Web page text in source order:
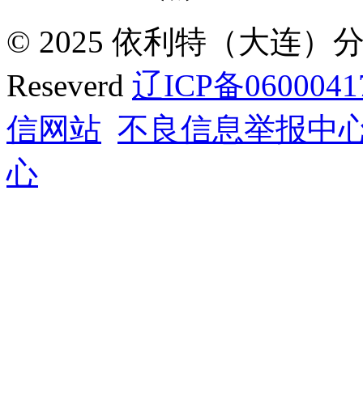
© 2025 依利特（大连）
Reseverd 辽ICP备
信网站 不良信息举报中
心